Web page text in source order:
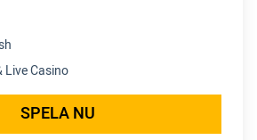
Live Casino
SPELA NU